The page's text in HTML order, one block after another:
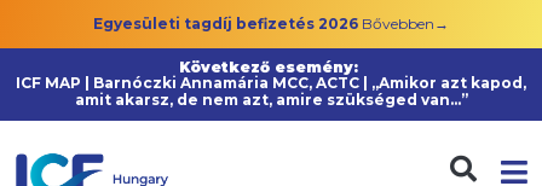
Egyesületi tagdíj befizetés 2026 Bővebben→
Következő esemény:
ICF MAP | Barnóczki Annamária MCC, ACTC | „Amikor azt kapod,
amit akarsz, de nem azt, amire szükséged van…”